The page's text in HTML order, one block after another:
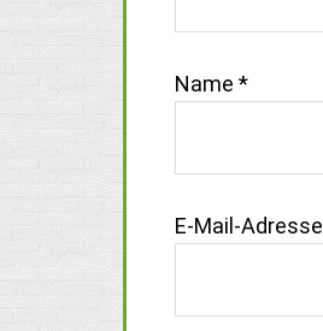
Name *
E-Mail-Adresse